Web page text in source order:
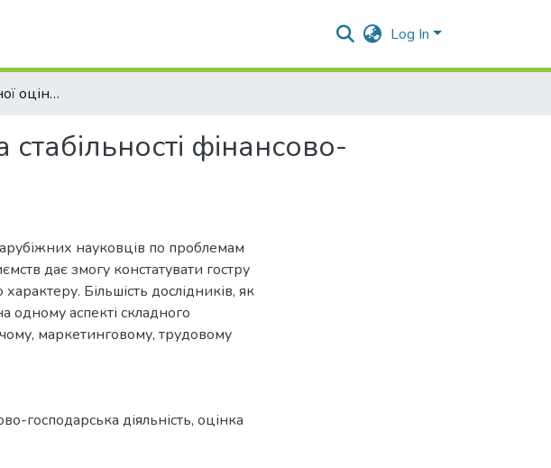
Log In
Аналіз комплексної оцінки потенціалу та стабільності фінансово-господарської діяльності підприємства
фінансово-
науковців по проблемам
дає змогу констатувати гостру
Більшість дослідників, як
одному аспекті складного
маркетинговому, трудовому
господарська діяльність, оцінка